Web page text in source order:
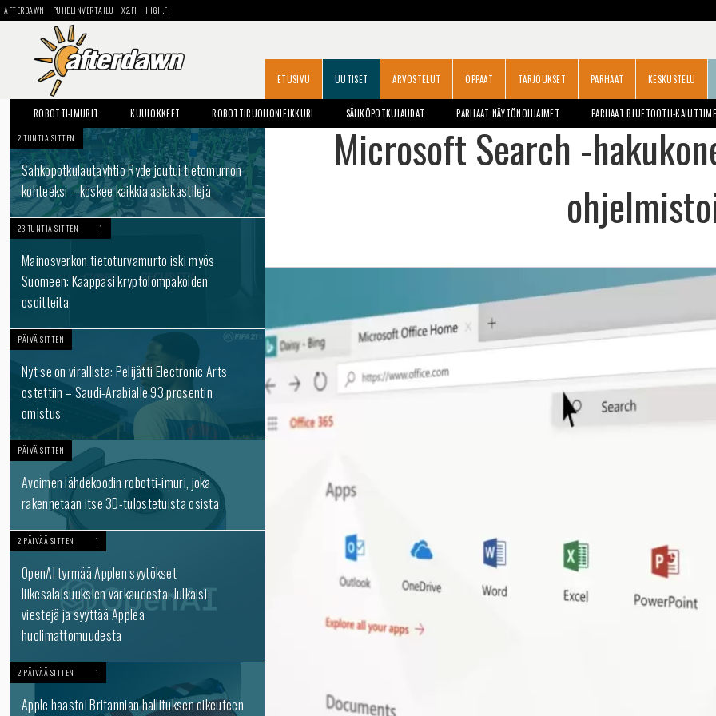
AFTERDAWN PUHELINVERTAILU X2.FI HIGH.FI
ETUSIVU UUTISET ARVOSTELUT OPPAAT TARJOUKSET PARHAAT KESKUSTELU
ROBOTTI-IMURIT KUULOKKEET ROBOTTIRUOHONLEIKKURI SÄHKÖPOTKULAUDAT PARHAAT NÄYTÖNOHJAIMET PARHAAT BLUETOOTH-
2 TUNTIA SITTEN
Sähköpotkulautayhtiö Ryde joutui tietomurron
kohteeksi – koskee kaikkia asiakastilejä
23 TUNTIA SITTEN 1
Mainosverkon tietoturvamurto iski myös
Suomeen: Kaappasi kryptolompakoiden
osoitteita
PÄIVÄ SITTEN
Nyt se on virallista: Pelijätti Electronic Arts
ostettiin – Saudi-Arabialle 93 prosentin
omistus
PÄIVÄ SITTEN
Avoimen lähdekoodin robotti-imuri, joka
rakennetaan itse 3D-tulostetuista osista
2 PÄIVÄÄ SITTEN 1
OpenAI tyrmää Applen syytökset
liikesalaisuuksien varkaudesta: Julkaisi
viestejä ja syyttää Applea
huolimattomuudesta
2 PÄIVÄÄ SITTEN 1
Apple haastoi Britannian hallituksen oikeuteen
Microsoft Search -